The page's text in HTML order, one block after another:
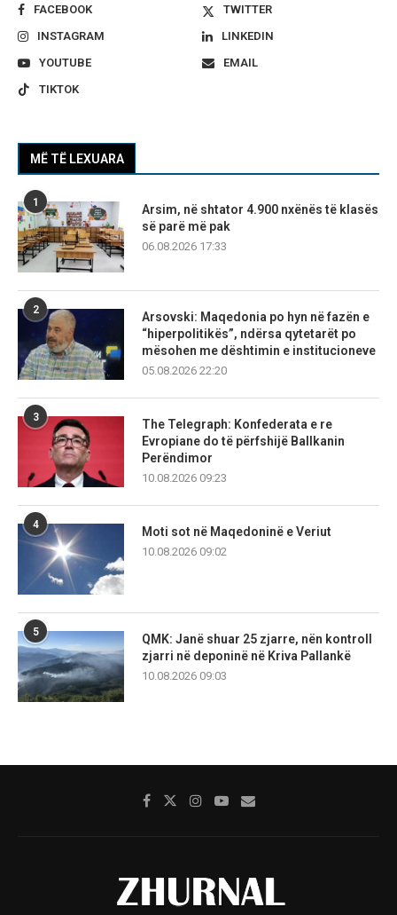
FACEBOOK
TWITTER
INSTAGRAM
LINKEDIN
YOUTUBE
EMAIL
TIKTOK
MË TË LEXUARA
1
Arsim, në shtator 4.900 nxënës të klasës
së parë më pak
06.08.2026 17:33
2
Arsovski: Maqedonia po hyn në fazën e
“hiperpolitikës”, ndërsa qytetarët po
mësohen me dështimin e institucioneve
05.08.2026 22:20
3
The Telegraph: Konfederata e re
Evropiane do të përfshijë Ballkanin
Perëndimor
10.08.2026 09:23
4
Moti sot në Maqedoninë e Veriut
10.08.2026 09:02
5
QMK: Janë shuar 25 zjarre, nën kontroll
zjarri në deponinë në Kriva Pallankë
10.08.2026 09:03